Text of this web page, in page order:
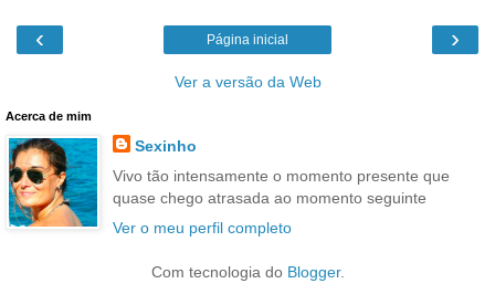
‹ ›
Página inicial
Ver a versão da Web
Acerca de mim
Sexinho
Vivo tão intensamente o momento presente que
quase chego atrasada ao momento seguinte
Ver o meu perfil completo
Com tecnologia do Blogger.